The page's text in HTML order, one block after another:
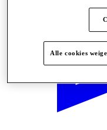
Alle cookies